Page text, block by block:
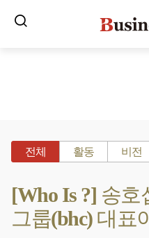
전체 활동 비전
[Who Is ?] 송
그룹(bhc) 대표